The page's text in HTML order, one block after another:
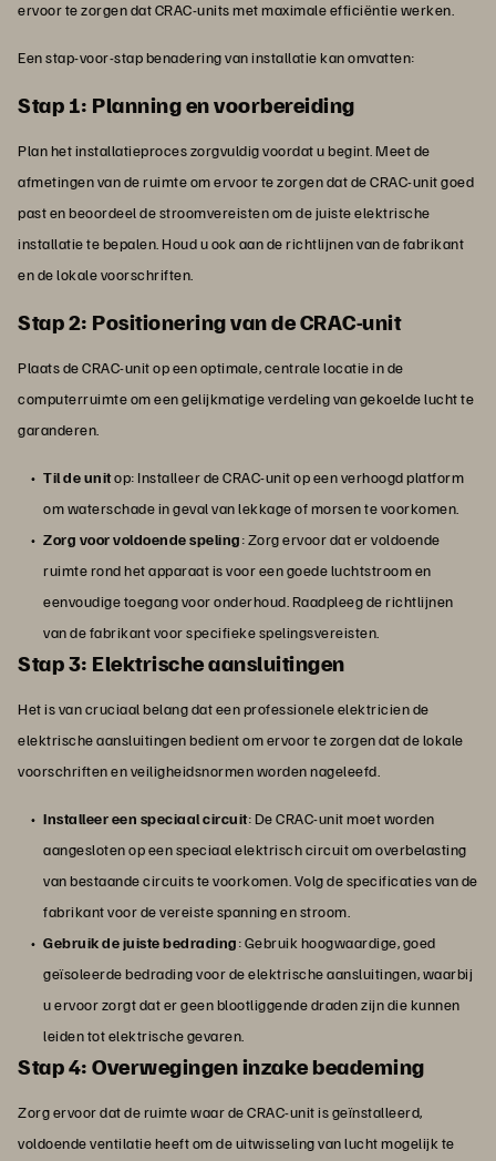
ervoor te zorgen dat CRAC-units met maximale efficiëntie werken.
Een stap-voor-stap benadering van installatie kan omvatten:
Stap 1: Planning en voorbereiding
Plan het installatieproces zorgvuldig voordat u begint. Meet de
afmetingen van de ruimte om ervoor te zorgen dat de CRAC-unit goed
past en beoordeel de stroomvereisten om de juiste elektrische
installatie te bepalen. Houd u ook aan de richtlijnen van de fabrikant
en de lokale voorschriften.
Stap 2: Positionering van de CRAC-unit
Plaats de CRAC-unit op een optimale, centrale locatie in de
computerruimte om een gelijkmatige verdeling van gekoelde lucht te
garanderen.
Til de unitop: Installeer de CRAC-unit op een verhoogd platform
om waterschade in geval van lekkage of morsen te voorkomen.
Zorg voor voldoende speling: Zorg ervoor dat er voldoende
ruimte rond het apparaat is voor een goede luchtstroom en
eenvoudige toegang voor onderhoud. Raadpleeg de richtlijnen
van de fabrikant voor specifieke spelingsvereisten.
Stap 3: Elektrische aansluitingen
Het is van cruciaal belang dat een professionele elektricien de
elektrische aansluitingen bedient om ervoor te zorgen dat de lokale
voorschriften en veiligheidsnormen worden nageleefd.
Installeer een speciaal circuit: De CRAC-unit moet worden
aangesloten op een speciaal elektrisch circuit om overbelasting
van bestaande circuits te voorkomen. Volg de specificaties van de
fabrikant voor de vereiste spanning en stroom.
Gebruik de juiste bedrading: Gebruik hoogwaardige, goed
geïsoleerde bedrading voor de elektrische aansluitingen, waarbij
u ervoor zorgt dat er geen blootliggende draden zijn die kunnen
leiden tot elektrische gevaren.
Stap 4: Overwegingen inzake beademing
Zorg ervoor dat de ruimte waar de CRAC-unit is geïnstalleerd,
voldoende ventilatie heeft om de uitwisseling van lucht mogelijk te